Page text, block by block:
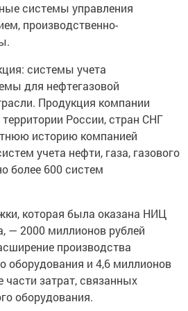
системы управления
производственно-
системы учета
для нефтегазовой
Продукция компании
России, стран СНГ
историю компанией
учета нефти, газа, газового
более 600 систем
которая была оказана НИЦ
— 2000 миллионов рублей
производства
оборудования и 4,6 миллионов
затрат, связанных
оборудования.